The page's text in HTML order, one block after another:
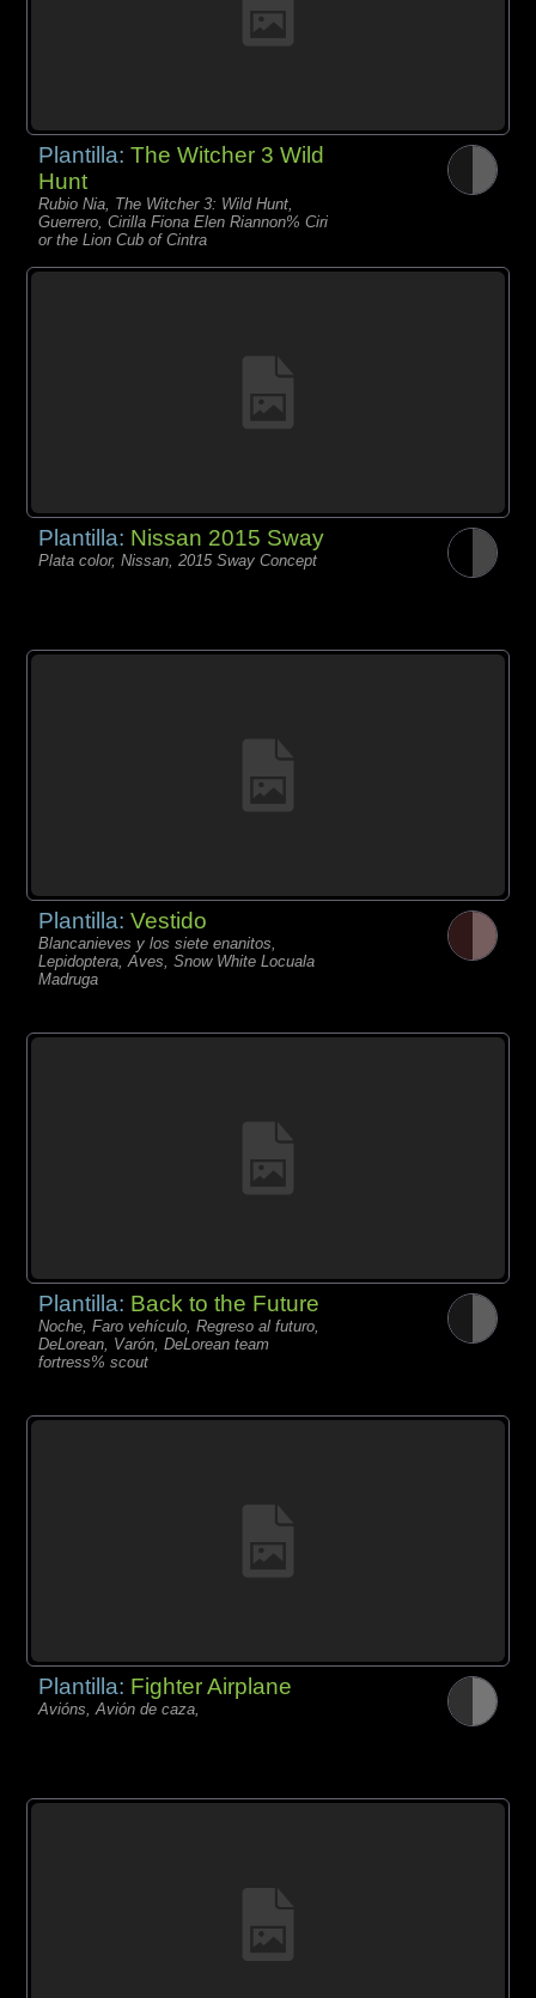
Plantilla:The Witcher 3 Wild
Hunt
Rubio Nia, The Witcher 3: Wild Hunt,
Guerrero, Cirilla Fiona Elen Riannon% Ciri
or the Lion Cub of Cintra
Plantilla: Nissan 2015 Sway
Plata color, Nissan, 2015 Sway Concept
Plantilla:Vestido
Blancanieves y los siete enanitos,
Lepidoptera, Aves, Snow White Locuala
Madruga
Plantilla: Back to the Future
Noche, Faro vehículo, Regreso al futuro,
DeLorean, Varón, DeLorean team
fortress% scout
Plantilla: Fighter Airplane
Avións, Avión de caza,